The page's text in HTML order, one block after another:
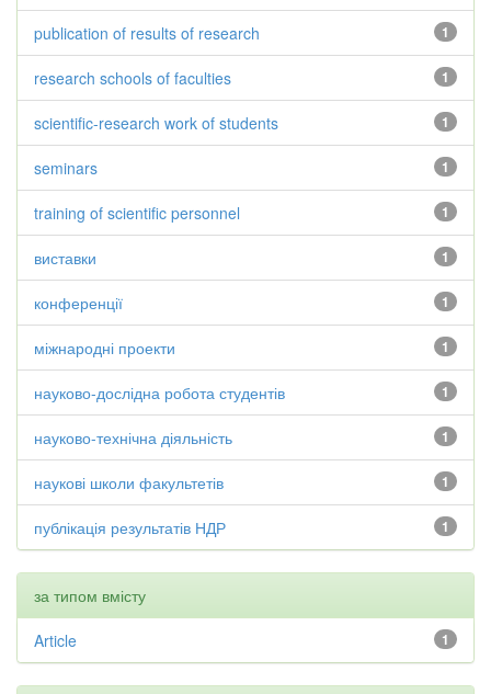
1
publication of results of research
1
research schools of faculties
1
scientific-research work of students
1
seminars
1
training of scientific personnel
1
виставки
1
конференції
1
міжнародні проекти
1
науково-дослідна робота студентів
1
науково-технічна діяльність
1
наукові школи факультетів
1
публікація результатів НДР
за типом вмісту
1
Article